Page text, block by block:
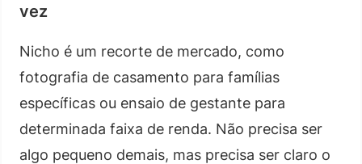
vez
Nicho é um recorte de mercado, como
fotografia de casamento para famílias
específicas ou ensaio de gestante para
determinada faixa de renda. Não precisa ser
algo pequeno demais, mas precisa ser claro o